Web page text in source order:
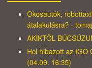
Okosautók,
átalakulásra? -
AKIKTŐL
Hol hibázott az IGO
(04.09. 16:35)